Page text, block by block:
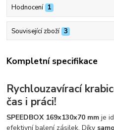
Hodnocení 1
Související zboží 3
Kompletní specifikace
Rychlouzavírací
čas i práci!
SPEEDBOX 169x130x70 mm je
efektivní balení zásilek. Díky